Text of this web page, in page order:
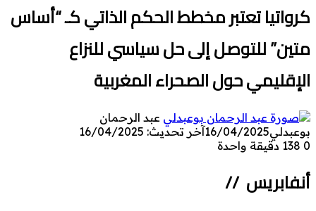
كرواتيا تعتبر مخطط الحكم الذاتي كـ “أساس
متين” للتوصل إلى حل سياسي للنزاع
الإقليمي حول الصحراء المغربية
عبد الرحمان
بوعبدلي16/04/2025آخر تحديث: 16/04/2025
0
دقيقة واحدة
أنفابريس //